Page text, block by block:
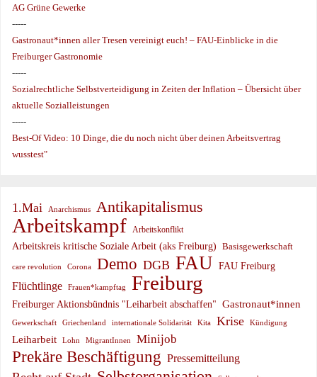
AG Grüne Gewerke
-----
Gastronaut*innen aller Tresen vereinigt euch! – FAU-Einblicke in die
Freiburger Gastronomie
-----
Sozialrechtliche Selbstverteidigung in Zeiten der Inflation – Übersicht über
aktuelle Sozialleistungen
-----
Best-Of Video: 10 Dinge, die du noch nicht über deinen Arbeitsvertrag
wusstest"
1.Mai Anarchismus Antikapitalismus
Arbeitskampf Arbeitskonflikt
Arbeitskreis kritische Soziale Arbeit (aks Freiburg) Basisgewerkschaft
care revolution Corona Demo DGB FAU FAU Freiburg
Flüchtlinge Frauen*kampftag Freiburg
Freiburger Aktionsbündnis "Leiharbeit abschaffen" Gastronaut*innen
Gewerkschaft Griechenland internationale Solidarität Kita Krise Kündigung
Leiharbeit Lohn MigrantInnen Minijob
Prekäre Beschäftigung Pressemitteilung